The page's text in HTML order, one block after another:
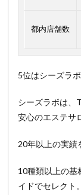
都内店舗数
5位はシーズラボ
シーズラボは、
安心のエステサ
20年以上の実績
10種類以上の基
イドでセレクト。